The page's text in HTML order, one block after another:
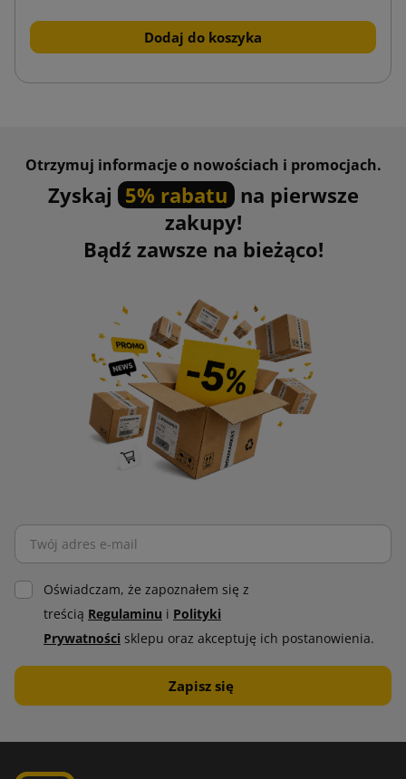
Dodaj do koszyka
Otrzymuj informacje o nowościach i promocjach.
Zyskaj 5% rabatu na pierwsze
zakupy!
Bądź zawsze na bieżąco!
Oświadczam, że zapoznałem się z
treścią Regulaminu i Polityki
Prywatności sklepu oraz akceptuję ich postanowienia.